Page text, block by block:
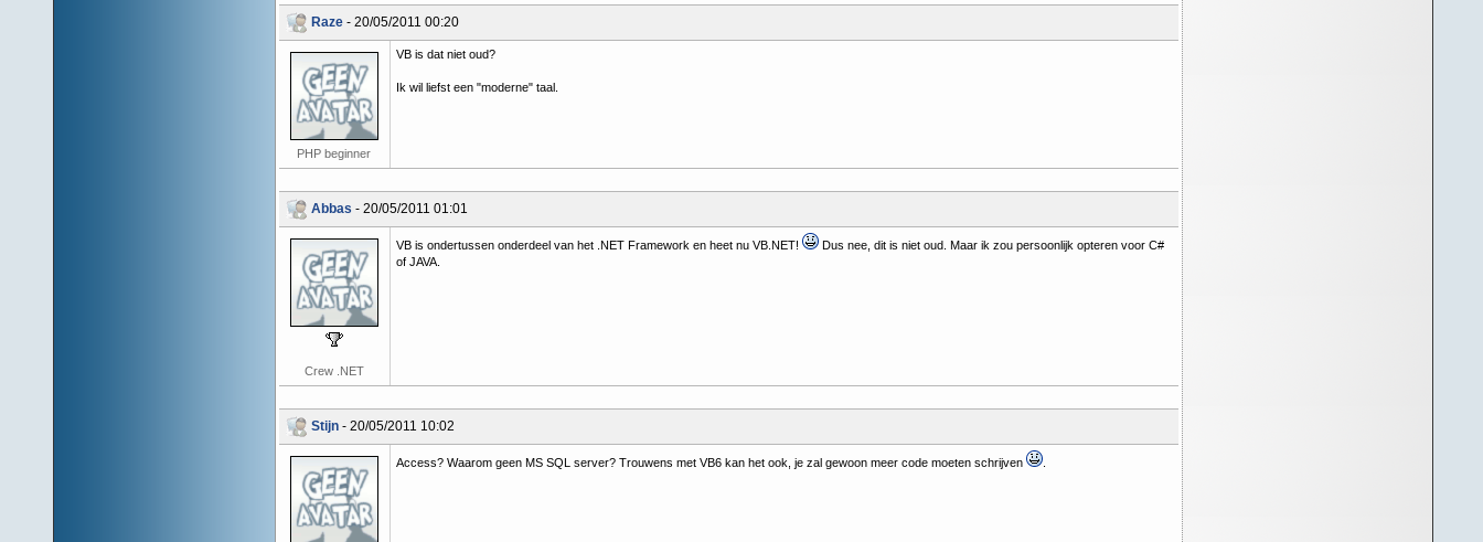
Raze- 20/05/2011 00:20
PHP beginner
VB is dat niet oud?
Ik wil liefst een "moderne" taal.
Abbas - 20/05/2011 01:01
Crew .NET
VB is ondertussen onderdeel van het .NET Framework en heet nu VB.NET!
Dus nee, dit is niet oud. Maar ik zou persoonlijk opteren voor C#
of JAVA.
Stijn- 20/05/2011 10:02
Access? Waarom geen MS SQL server? Trouwens met VB6 kan het ook, je zal gewoon meer code moeten schrijven .